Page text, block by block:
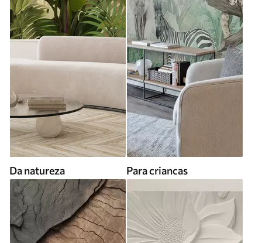
Da natureza Para criancas